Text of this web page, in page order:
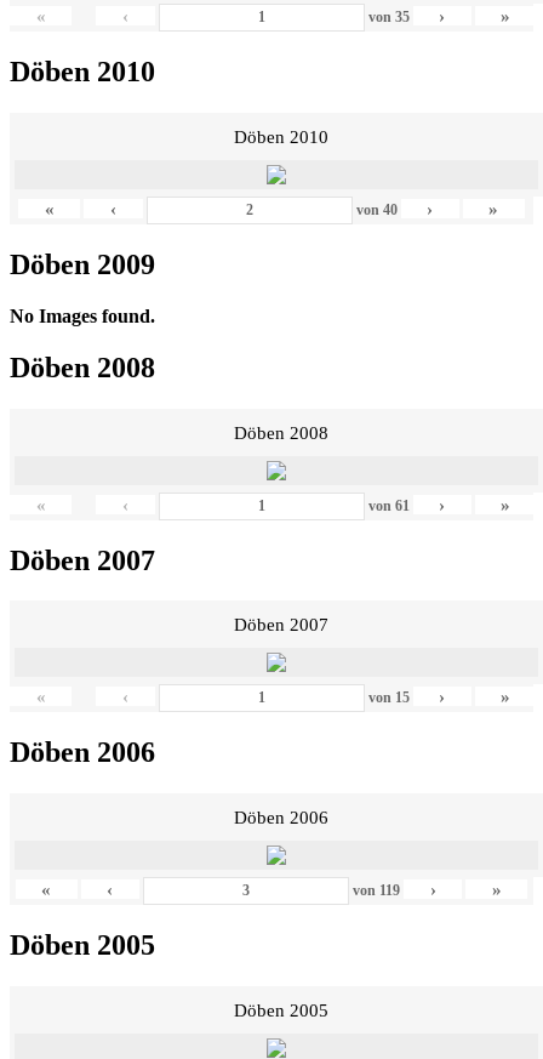
« ‹ von 35 › »
Döben 2010
Döben 2010
« ‹ von 40 › »
Döben 2009
No Images found.
Döben 2008
Döben 2008
« ‹ von 61 › »
Döben 2007
Döben 2007
« ‹ von 15 › »
Döben 2006
Döben 2006
« ‹ von 119 › »
Döben 2005
Döben 2005